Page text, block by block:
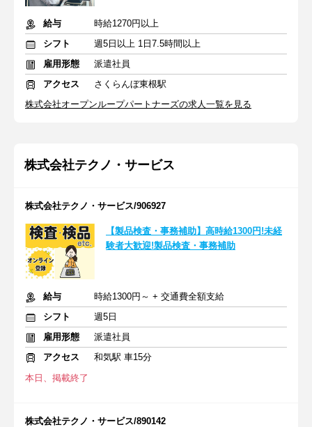
給与
時給1270円以上
シフト
週5日以上 1日7.5時間以上
雇用形態
派遣社員
アクセス
さくらんぼ東根駅
株式会社オープンループパートナーズの求人一覧を見る
株式会社テクノ・サービス
株式会社テクノ・サービス/906927
【製品検査・事務補助】高時給1300円!未経
験者大歓迎!製品検査・事務補助
給与
時給1300円～ + 交通費全額支給
シフト
週5日
雇用形態
派遣社員
アクセス
和気駅 車15分
本日、掲載終了
株式会社テクノ・サービス/890142